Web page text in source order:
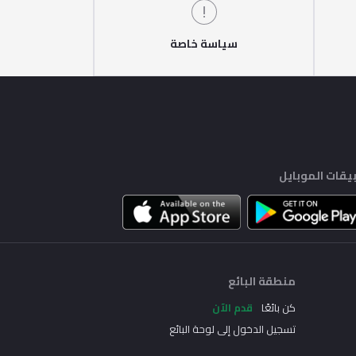
سياسة خاصة
الموبايل
منطقة البائع
كن بائعًا قدم الآن
تسجيل الدخول إلى لوحة البائع